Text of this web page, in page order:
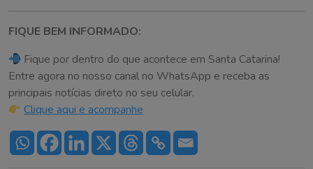
FIQUE BEM INFORMADO:
Fique por dentro do que acontece em Santa Catarina!
Entre agora no nosso canal no WhatsApp e receba as
principais notícias direto no seu celular.
Clique aqui e acompanhe